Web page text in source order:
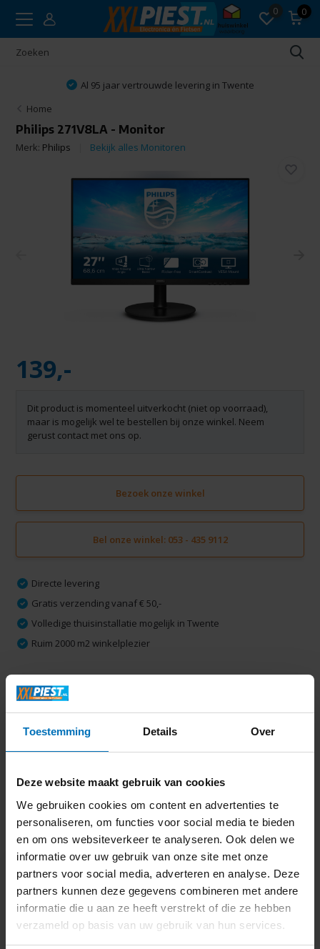
Toestemming Details Over
Deze website maakt gebruik van cookies
We gebruiken cookies om content en advertenties te
personaliseren, om functies voor social media te bieden
en om ons websiteverkeer te analyseren. Ook delen we
informatie over uw gebruik van onze site met onze
partners voor social media, adverteren en analyse. Deze
partners kunnen deze gegevens combineren met andere
informatie die u aan ze heeft verstrekt of die ze hebben
verzameld op basis van uw gebruik van hun services.
0 0
Al 95 jaar vertrouwde levering in Twente
Home
Philips 271V8LA - Monitor
Merk: Philips Bekijk alles Monitoren
139,-
Dit product is momenteel uitverkocht (niet op voorraad),
maar is mogelijk wel te bestellen bij onze winkel. Neem
gerust contact met ons op.
Bezoek onze winkel
Bel onze winkel: 053 - 435 9112
Directe levering
Gratis verzending vanaf € 50,-
Volledige thuisinstallatie mogelijk in Twente
Ruim 2000 m2 winkelplezier
Productomschrijving
Delen
Laatst bekeken
Philips 271V8LA -
Monitor